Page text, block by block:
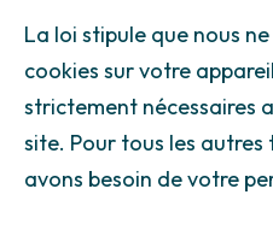
La loi stipule que nous
cookies sur votre
strictement nécessaires
site. Pour tous les autres
avons besoin de votre